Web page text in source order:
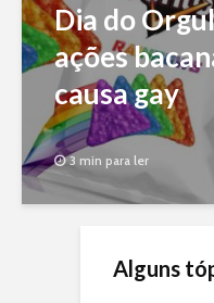
Dia do
ações
causa gay
3 min para ler
Alguns